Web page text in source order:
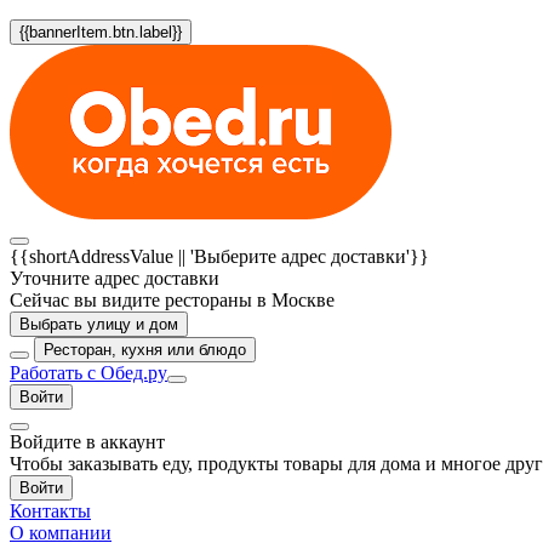
{{bannerItem.btn.label}}
{{shortAddressValue || 'Выберите адрес доставки'}}
Уточните адрес доставки
Сейчас вы видите рестораны в Москве
Выбрать улицу и дом
Ресторан, кухня или блюдо
Работать с Обед.ру
Войти
Войдите в аккаунт
Чтобы заказывать еду, продукты товары для дома и многое
Войти
Контакты
О компании